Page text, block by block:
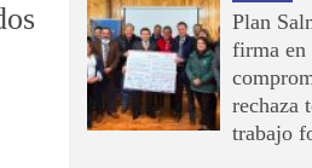
Plan
firma en
rechaza
trabajo